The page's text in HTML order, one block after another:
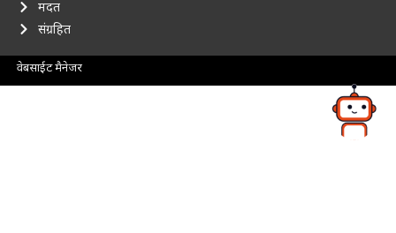
मदत
संग्रहित
वेबसाईट मैनेजर